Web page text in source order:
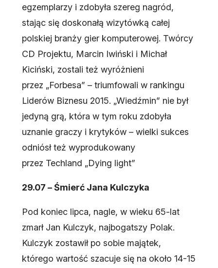
egzemplarzy i zdobyła szereg nagród,
stając się doskonałą wizytówką całej
polskiej branży gier komputerowej. Twórcy
CD Projektu, Marcin Iwiński i Michał
Kiciński, zostali też wyróżnieni
przez „Forbesa” – triumfowali w rankingu
Liderów Biznesu 2015. „Wiedźmin” nie był
jedyną grą, która w tym roku zdobyła
uznanie graczy i krytyków – wielki sukces
odniósł też wyprodukowany
przez Techland „Dying light”
29.07 – Śmierć Jana Kulczyka
Pod koniec lipca, nagle, w wieku 65-lat
zmarł Jan Kulczyk, najbogatszy Polak.
Kulczyk zostawił po sobie majątek,
którego wartość szacuje się na około 14-15